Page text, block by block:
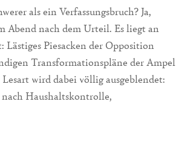
als ein Verfassungsbruch? Ja,
Abend nach dem Urteil. Es liegt an
Piesacken der Opposition
Transformationspläne der Ampel
wird dabei völlig ausgeblendet:
Haushaltskontrolle,